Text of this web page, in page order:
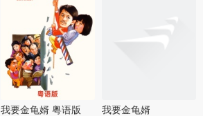
我要金龟婿 粤语版 我要金龟婿